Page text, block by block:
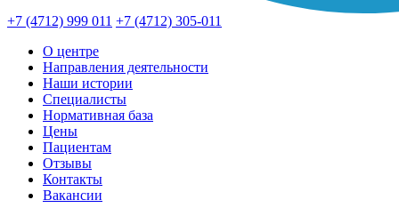
+7 (4712) 999 011 +7 (4712) 305-011
О центре
Направления деятельности
Наши истории
Специалисты
Нормативная база
Цены
Пациентам
Отзывы
Контакты
Вакансии